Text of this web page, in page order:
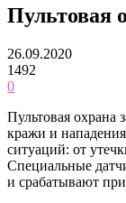
Пультовая
26.09.2020
1492
0
Пультовая охрана
кражи и
ситуаций: от
Специальные
и срабатывают